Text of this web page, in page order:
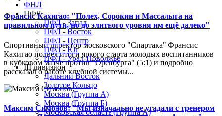
Франсис Кахигао: "Полех, Сорокин и Массалыга на
правильном пути, но до элитного уровня им ещё далеко"
Спортивный директор московского "Спартака" Франсис
Кахигао подвел итоги яркого старта молодых воспитанников
в кубковом матче против "Оренбурга" (5:1) и подробно
рассказал о работе клубной системы...
Максим Симонов: "Мы изначально не угадали с тренером
ФНЛ
ПФЛ
ПФЛ - Запад
ПФЛ - Восток
ПФЛ - Центр
ПФЛ - Юг
ПФЛ - Урал-Поволжье
III дивизион
Дальний Восток
Золотое Кольцо
Москва (Группа А)
Москва (Группа Б)
Московская область (Группа А)